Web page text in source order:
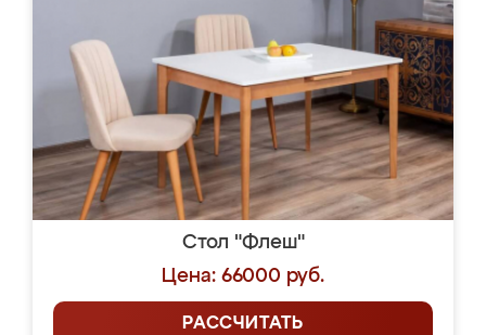
Стол "Флеш"
Цена: 66000 руб.
РАССЧИТАТЬ